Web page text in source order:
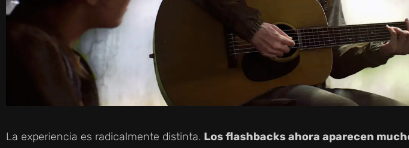
La experiencia es radicalmente distinta. Los flashbacks ahora aparecen